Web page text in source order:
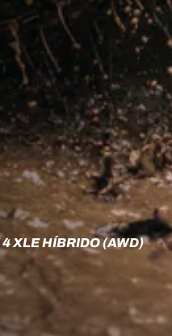
XLE HÍBRIDO (AWD)